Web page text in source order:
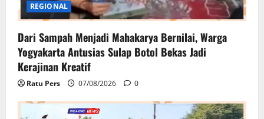
REGIONAL
Dari Sampah Menjadi Mahakarya Bernilai, Warga
Yogyakarta Antusias Sulap Botol Bekas Jadi
Kerajinan Kreatif
Ratu Pers 07/08/2026 0